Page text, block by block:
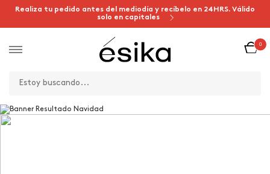
Realiza tu pedido antes del mediodía y recíbelo en 24HRS. Válido
solo en capitales
0